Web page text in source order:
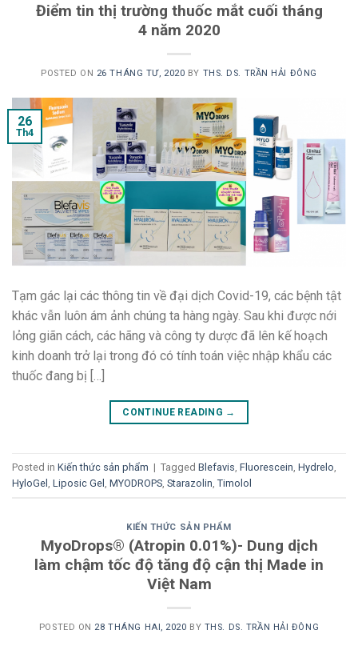
Điểm tin thị trường thuốc mắt cuối tháng
4 năm 2020
POSTED ON 26 THÁNG TƯ, 2020 BY THS. DS. TRẦN HẢI ĐÔNG
26
Th4
Tạm gác lại các thông tin về đại dịch Covid-19, các bệnh tật
khác vẫn luôn ám ảnh chúng ta hàng ngày. Sau khi được nới
lỏng giãn cách, các hãng và công ty dược đã lên kế hoạch
kinh doanh trở lại trong đó có tính toán việc nhập khẩu các
thuốc đang bị […]
CONTINUE READING →
Posted in Kiến thức sản phẩm | Tagged Blefavis Fluorescein Hydrelo
HyloGel Liposic Gel MYODROPS Starazolin Timolol
KIẾN THỨC SẢN PHẨM
MyoDrops® (Atropin 0.01%)- Dung dịch
làm chậm tốc độ tăng độ cận thị Made in
Việt Nam
POSTED ON 28 THÁNG HAI, 2020 BY THS. DS. TRẦN HẢI ĐÔNG